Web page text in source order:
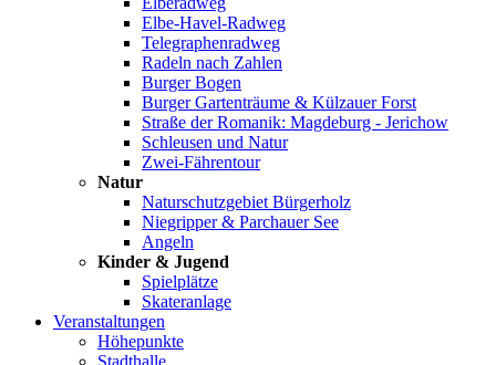
Elbe-Havel-Radweg
Telegraphenradweg
Radeln nach Zahlen
Burger Bogen
Burger Gartenträume & Külzauer Forst
Straße der Romanik: Magdeburg - Jerichow
Schleusen und Natur
Zwei-Fährentour
Natur
Naturschutzgebiet Bürgerholz
Niegripper & Parchauer See
Angeln
Kinder & Jugend
Spielplätze
Skateranlage
Veranstaltungen
Höhepunkte
Stadthalle